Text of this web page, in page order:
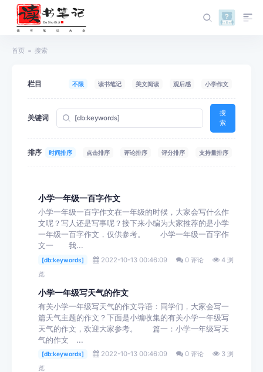
首页 搜索
栏目 不限 读书笔记 美文阅读 观后感 小学作文
关键词
搜
索
排序 时间排序 点击排序 评论排序 评分排序 支持量排序
小学一年级一百字作文
小学一年级一百字作文在一年级的时候，大家会写什么作
文呢？写人还是写事呢？接下来小编为大家推荐的是小学
一年级一百字作文，仅供参考。 小学一年级一百字作
文一 我...
[db:keywords] 2022-10-13 00:46:09 0 评论
4 浏
览
小学一年级写天气的作文
有关小学一年级写天气的作文导语：同学们，大家会写一
篇天气主题的作文？下面是小编收集的有关小学一年级写
天气的作文，欢迎大家参考。 篇一：小学一年级写天
气的作文 ...
[db:keywords] 2022-10-13 00:46:09 0 评论
3 浏
览